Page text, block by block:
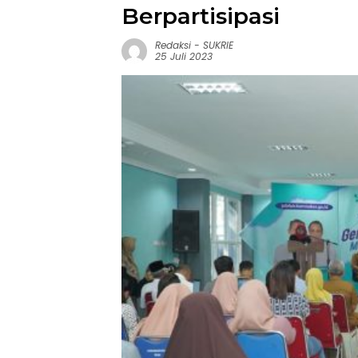
Berpartisipasi
Redaksi - SUKRIE
25 Juli 2023